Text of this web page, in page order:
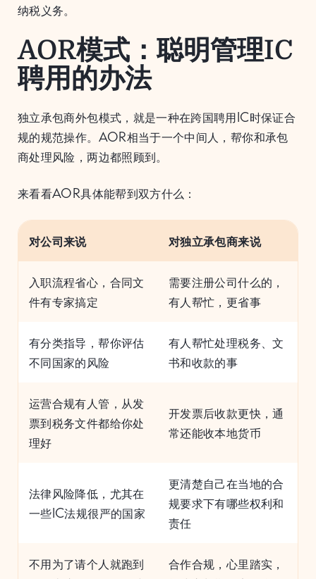
纳税义务。
AOR模式：聪明管理IC
聘用的办法
独立承包商外包模式，就是一种在跨国聘用IC时保证合
规的规范操作。AOR相当于一个中间人，帮你和承包
商处理风险，两边都照顾到。
来看看AOR具体能帮到双方什么：
对公司来说 对独立承包商来说
入职流程省心，合同文
件有专家搞定
需要注册公司什么的，
有人帮忙，更省事
有分类指导，帮你评估
不同国家的风险
有人帮忙处理税务、文
书和收款的事
运营合规有人管，从发
票到税务文件都给你处
理好
开发票后收款更快，通
常还能收本地货币
法律风险降低，尤其在
一些IC法规很严的国家
更清楚自己在当地的合
规要求下有哪些权利和
责任
不用为了请个人就跑到
合作合规，心里踏实，